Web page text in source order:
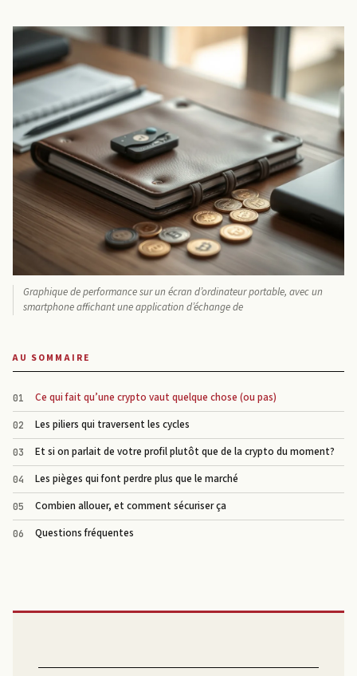
Graphique de performance sur un écran d’ordinateur portable, avec un
smartphone affichant une application d’échange de
AU SOMMAIRE
Ce qui fait qu’une crypto vaut quelque chose (ou pas)
Les piliers qui traversent les cycles
Et si on parlait de votre profil plutôt que de la crypto du moment?
Les pièges qui font perdre plus que le marché
Combien allouer, et comment sécuriser ça
Questions fréquentes